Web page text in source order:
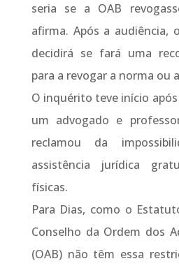
seria se a OAB
afirma. Após a audiência,
decidirá se fará uma
para a revogar a norma ou
O inquérito teve início
um advogado e
reclamou da
assistência jurídica
físicas.
Para Dias, como o
Conselho da Ordem dos
(OAB) não têm essa